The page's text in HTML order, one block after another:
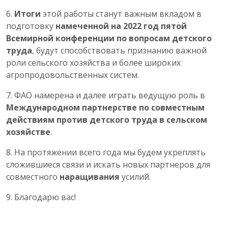
6. Итоги этой работы станут важным вкладом в
подготовку намеченной на 2022 год пятой
Всемирной конференции по вопросам детского
труда, будут способствовать признанию важной
роли сельского хозяйства и более широких
агропродовольственных систем.
7. ФАО намерена и далее играть ведущую роль в
Международном партнерстве по совместным
действиям против детского труда в сельском
хозяйстве.
8. На протяжении всего года мы будем укреплять
сложившиеся связи и искать новых партнеров для
совместного наращивания усилий.
9. Благодарю вас!